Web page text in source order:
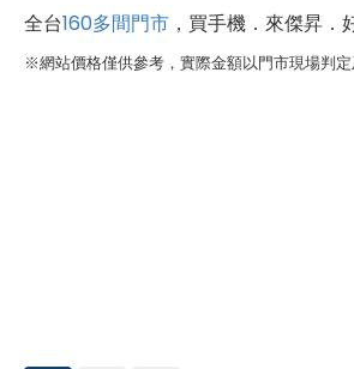
全台160多間門市 ，買手機．來傑昇．
※網站價格僅供參考，實際金額以門市現場判定